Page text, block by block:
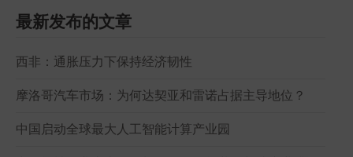
最新发布的文章
西非：通胀压力下保持经济韧性
摩洛哥汽车市场：为何达契亚和雷诺占据主导地位？
中国启动全球最大人工智能计算产业园